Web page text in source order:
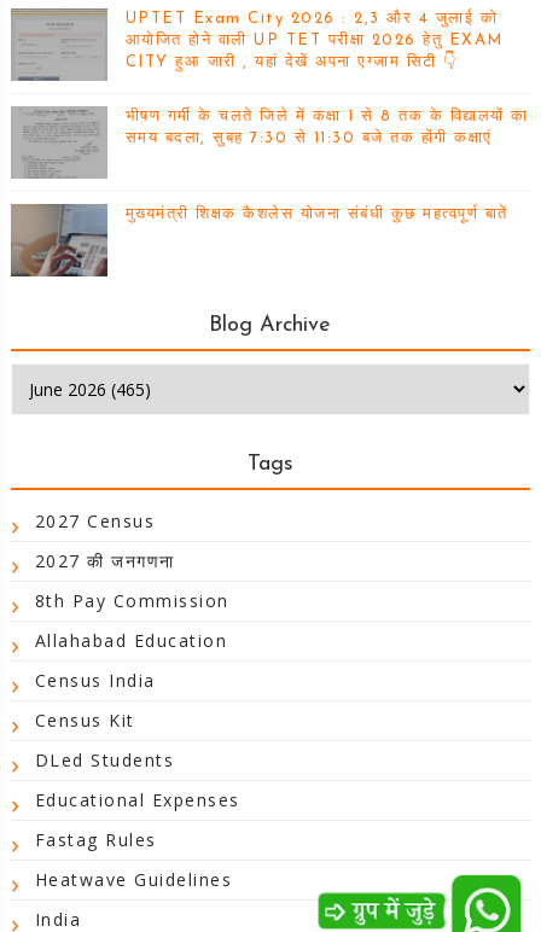
UPTET Exam City 2026 : 2,3 और 4 जुलाई को
आयोजित होने वाली UP TET परीक्षा 2026 हेतु EXAM
CITY हुआ जारी , यहां देखें अपना एग्जाम सिटी 👇
भीषण गर्मी के चलते जिले में कक्षा 1 से 8 तक के विद्यालयों का
समय बदला, सुबह 7:30 से 11:30 बजे तक होंगी कक्षाएं
मुख्यमंत्री शिक्षक कैशलेस योजना संबंधी कुछ महत्वपूर्ण बातें
Blog Archive
Tags
2027 Census
2027 की जनगणना
8th Pay Commission
Allahabad Education
Census India
Census Kit
DLed Students
Educational Expenses
Fastag Rules
Heatwave Guidelines
India